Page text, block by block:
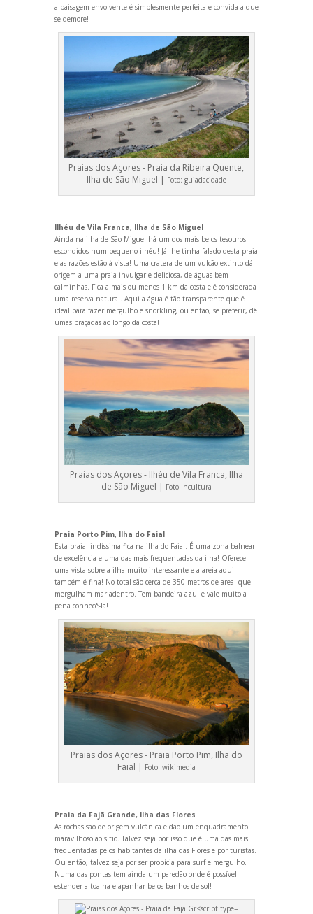
a paisagem envolvente é simplesmente perfeita e convida a que
se demore!
Praias dos Açores - Praia da Ribeira Quente,
Ilha de São Miguel | Foto: guiadacidade
Ilhéu de Vila Franca, Ilha de São Miguel
Ainda na ilha de São Miguel há um dos mais belos tesouros
escondidos num pequeno ilhéu! Já lhe tinha falado desta praia
e as razões estão à vista! Uma cratera de um vulcão extinto dá
origem a uma praia invulgar e deliciosa, de águas bem
calminhas. Fica a mais ou menos 1 km da costa e é considerada
uma reserva natural. Aqui a água é tão transparente que é
ideal para fazer mergulho e snorkling, ou então, se preferir, dê
umas braçadas ao longo da costa!
Praias dos Açores - Ilhéu de Vila Franca, Ilha
de São Miguel | Foto: ncultura
Praia Porto Pim, Ilha do Faial
Esta praia lindíssima fica na ilha do Faial. É uma zona balnear
de excelência e uma das mais frequentadas da ilha! Oferece
uma vista sobre a ilha muito interessante e a areia aqui
também é fina! No total são cerca de 350 metros de areal que
mergulham mar adentro. Tem bandeira azul e vale muito a
pena conhecê-la!
Praias dos Açores - Praia Porto Pim, Ilha do
Faial | Foto: wikimedia
Praia da Fajã Grande, Ilha das Flores
As rochas são de origem vulcânica e dão um enquadramento
maravilhoso ao sítio. Talvez seja por isso que é uma das mais
frequentadas pelos habitantes da ilha das Flores e por turistas.
Ou então, talvez seja por ser propícia para surf e mergulho.
Numa das pontas tem ainda um paredão onde é possível
estender a toalha e apanhar belos banhos de sol!